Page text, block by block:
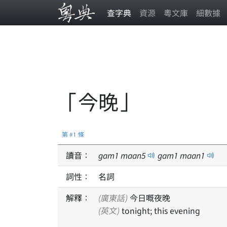
查字典 資源 粵文庫 細數據
「今晚」
第 #1 條
讀音： gam1 maan5 gam1 maan1
詞性：
名詞
解釋：
(廣東話) 今日嘅夜晚
(英文) tonight; this evening